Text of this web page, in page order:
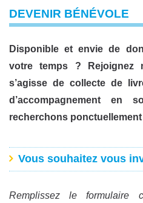
DEVENIR BÉNÉVOLE
Disponible et envie de
votre temps ? Rejoignez
s’agisse de collecte de
d’accompagnement en
recherchons
Vous souhaitez vous
Remplissez le formulaire